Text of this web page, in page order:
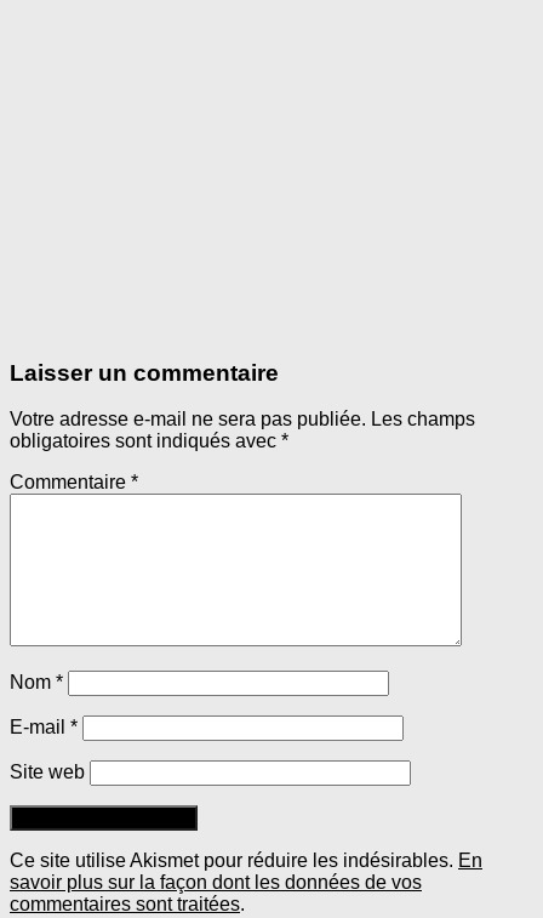
Laisser un commentaire
Votre adresse e-mail ne sera pas publiée. Les champs
obligatoires sont indiqués avec *
Commentaire *
Nom *
E-mail *
Site web
Ce site utilise Akismet pour réduire les indésirables. En
savoir plus sur la façon dont les données de vos
commentaires sont traitées.